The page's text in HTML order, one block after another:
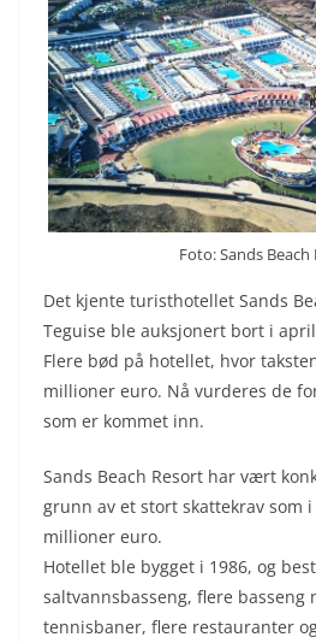
Foto: Sands Beach
Det kjente turisthotellet Sands
Teguise ble auksjonert bort i
Flere bød på hotellet, hvor
millioner euro. Nå vurderes de
som er kommet inn.
Sands Beach Resort har vært
grunn av et stort skattekrav som
millioner euro.
Hotellet ble bygget i 1986, og
saltvannsbasseng, flere basseng
tennisbaner, flere restauranter